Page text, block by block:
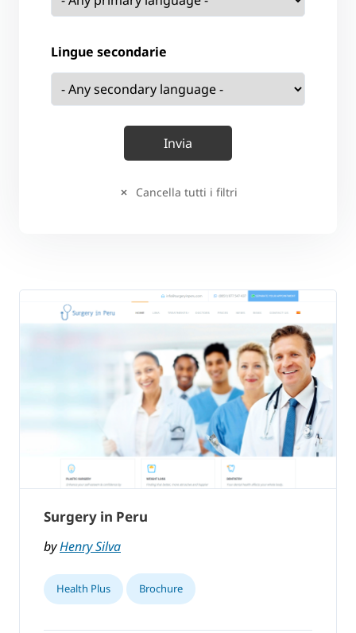
Lingue secondarie
Cancella tutti i filtri
Surgery in Peru
byHenry Silva
Health Plus Brochure